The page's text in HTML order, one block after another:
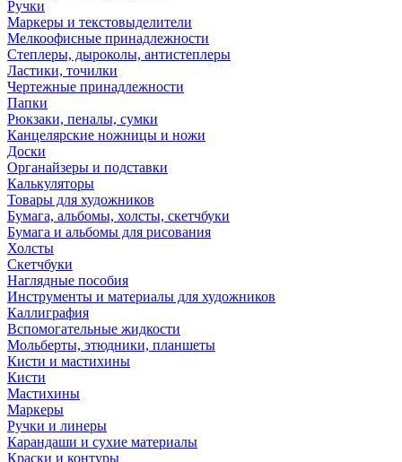
Ручки
Маркеры и текстовыделители
Мелкоофисные принадлежности
Степлеры, дыроколы, антистеплеры
Ластики, точилки
Чертежные принадлежности
Папки
Рюкзаки, пеналы, сумки
Канцелярские ножницы и ножи
Доски
Органайзеры и подставки
Калькуляторы
Товары для художников
Бумага, альбомы, холсты, скетчбуки
Бумага и альбомы для рисования
Холсты
Скетчбуки
Наглядные пособия
Инструменты и материалы для художников
Каллиграфия
Вспомогательные жидкости
Мольберты, этюдники, планшеты
Кисти и мастихины
Кисти
Мастихины
Маркеры
Ручки и линеры
Карандаши и сухие материалы
Краски и контуры